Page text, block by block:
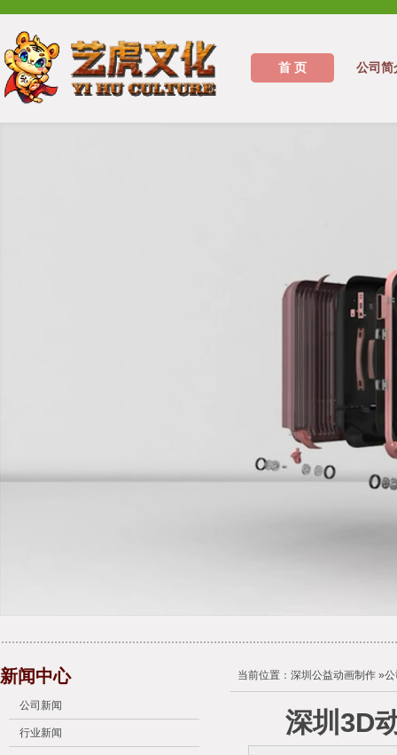
首 页 公司简
新闻中心
公司新闻
行业新闻
当前位置： 深圳公益动画制作 »
深圳3D